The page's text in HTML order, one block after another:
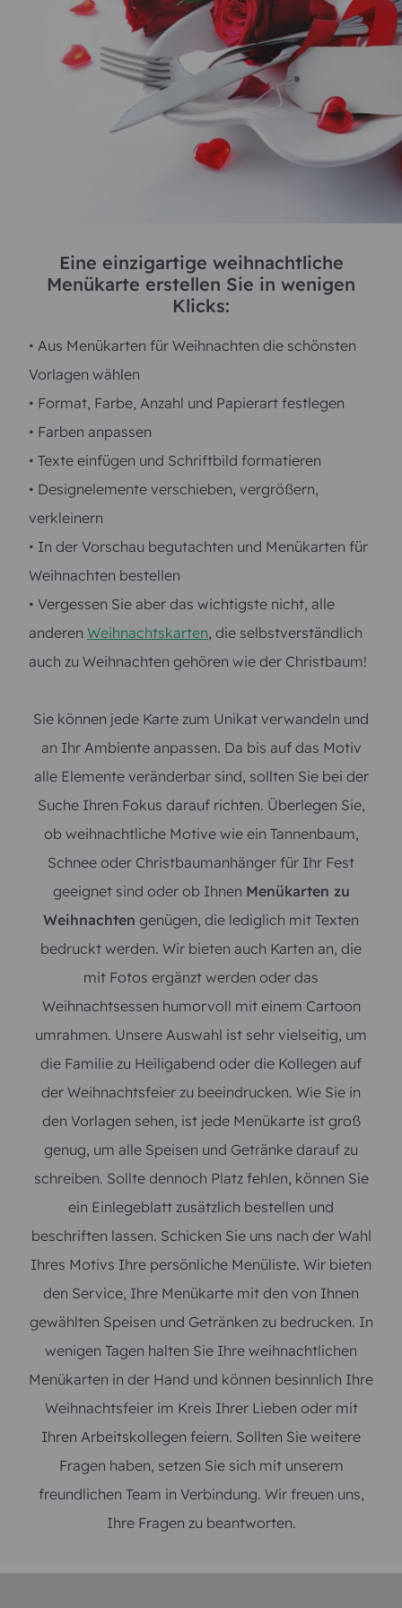
Schnee oder Christbaumanhänger für Ihr Fest
geeignet sind oder ob IhnenMenükarten zu
Weihnachtengenügen, die lediglich mit Texten
bedruckt werden. Wir bieten auch Karten an, die
mit Fotos ergänzt werden oder das
Weihnachtsessen humorvoll mit einem Cartoon
umrahmen. Unsere Auswahl ist sehr vielseitig, um
den Vorlagen sehen, ist jede Menükarte ist groß
genug, um alle Speisen und Getränke darauf zu
ein Einlegeblatt zusätzlich bestellen und
beschriften lassen. Schicken Sie uns nach der Wahl
Ihres Motivs Ihre persönliche Menüliste. Wir bieten
den Service, Ihre Menükarte mit den von Ihnen
gewählten Speisen und Getränken zu bedrucken. In
wenigen Tagen halten Sie Ihre weihnachtlichen
Menükarten in der Hand und können besinnlich Ihre
Weihnachtsfeier im Kreis Ihrer Lieben oder mit
Ihren Arbeitskollegen feiern. Sollten Sie weitere
Fragen haben, setzen Sie sich mit unserem
freundlichen Team in Verbindung. Wir freuen uns,
Ihre Fragen zu beantworten.